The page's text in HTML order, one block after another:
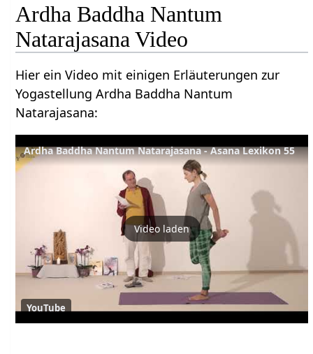
Ardha Baddha Nantum
Natarajasana Video
Hier ein Video mit einigen Erläuterungen zur
Yogastellung Ardha Baddha Nantum
Natarajasana:
Ardha Baddha Nantum Natarajasana - Asana Lexikon 55
Video laden
YouTube